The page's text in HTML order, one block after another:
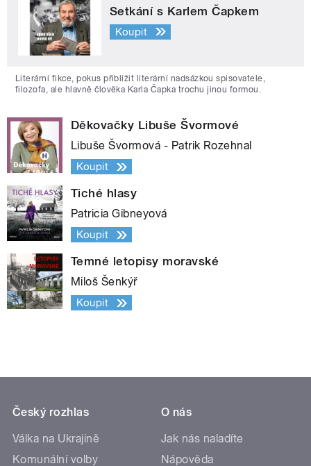
Setkání s Karlem Čapkem
Koupit
Literární fikce, pokus přiblížit literární nadsázkou spisovatele,
filozofa, ale hlavně člověka Karla Čapka trochu jinou formou.
Děkovačky Libuše Švormové
Libuše Švormová - Patrik Rozehnal
Koupit
Tiché hlasy
Patricia Gibneyová
Koupit
Temné letopisy moravské
Miloš Šenkýř
Koupit
Český rozhlas
Válka na Ukrajině
Komunální volby
O nás
Jak nás naladíte
Nápověda